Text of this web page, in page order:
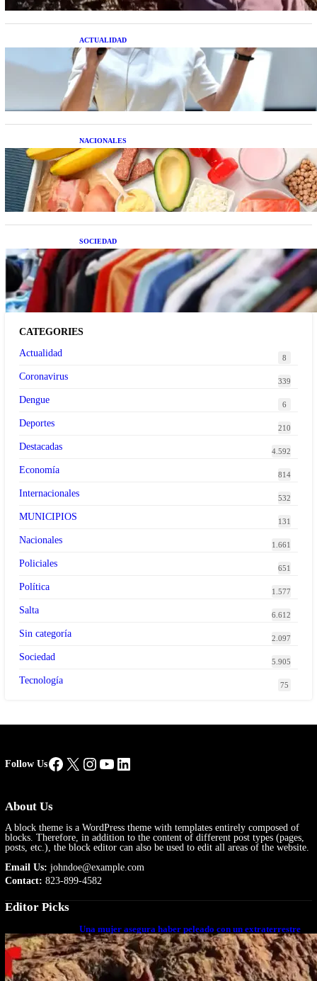
ACTUALIDAD
La startup creada por una salteña que busca
resolver el estrés financiero en Latinoamérica
NACIONALES
Nutrición inteligente: Cinco superalimentos de
temporada que deberías sumar a tu dieta este mes
SOCIEDAD
Las grandes marcas globales se suman a la
tendencia de la ropa de segunda mano premium
CATEGORIES
Actualidad
8
Coronavirus 339
Dengue 6
Deportes 210
Destacadas 4.592
Economía 814
Internacionales 532
MUNICIPIOS 131
Nacionales 1.661
Policiales 651
Política 1.577
Salta 6.612
Sin categoría 2.097
Sociedad 5.905
Tecnología 75
Follow UsFacebook
X Instagram
YouTube
LinkedIn
About Us
A block theme is a WordPress theme with templates entirely composed of
blocks. Therefore, in addition to the content of different post types (pages,
posts, etc.), the block editor can also be used to edit all areas of the website.
Email Us: johndoe@example.com
Contact: 823-899-4582
Editor Picks
Una mujer asegura haber peleado con un extraterrestre
cuerpo a cuerpo